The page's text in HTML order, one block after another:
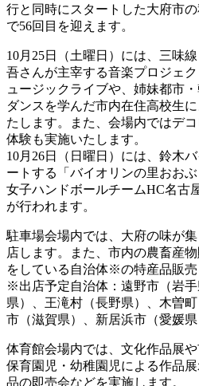
行と同時にスタートした大府市
で56回目を迎えます。
10月25日（土曜日）には、三味
吾さんが主宰する音楽プロジェク
ュージックライブや、姉妹都市
ダンスを学んだ市内在住高校生
たします。また、会場内ではデ
体験も実施いたします。
10月26日（日曜日）には、鈴木
ートする「バイオリンの里おお
女子ハンドボールチームHC名古
が行われます。
駐車場会場内では、大府の味が
店します。また、市内の農畜産
をしている自治体※の特産品販売
※出店予定自治体：遠野市（岩
県）、王滝村（長野県）、木曽
市（滋賀県）、新居浜市（愛媛県
体育館会場内では、文化作品展
保育園児・幼稚園児による作品
品の即売会などを実施します。